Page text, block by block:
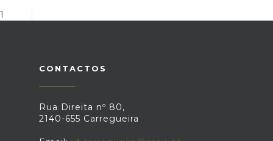
1
CONTACTOS
Rua Direita nº 80,
2140-655 Carregueira